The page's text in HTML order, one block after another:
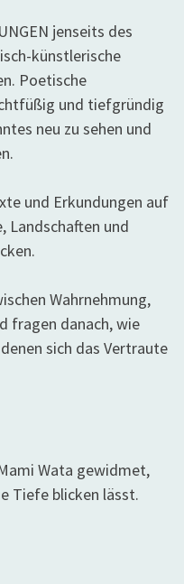
jenseits des
künstlerische
Poetische
und tiefgründig
neu zu sehen und
und Erkundungen auf
Landschaften und
Wahrnehmung,
fragen danach, wie
sich das Vertraute
Wata gewidmet,
Tiefe blicken lässt.